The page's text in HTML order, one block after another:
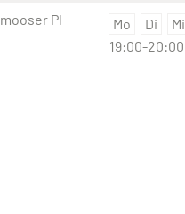
Pl
Mo Di Mi
19:00-20:00